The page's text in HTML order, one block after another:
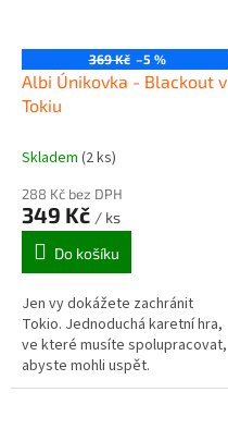
369 Kč –5 %
Albi Únikovka - Blackout v
Tokiu
Skladem (2 ks)
288 Kč bez DPH
349 Kč / ks
Do košíku
Jen vy dokážete zachránit
Tokio. Jednoduchá karetní hra,
ve které musíte spolupracovat,
abyste mohli uspět.